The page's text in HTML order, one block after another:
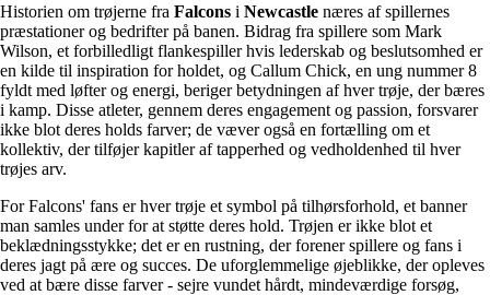
Historien om trøjerne fra Falcons i Newcastle næres af spillernes
præstationer og bedrifter på banen. Bidrag fra spillere som Mark
Wilson, et forbilledligt flankespiller hvis lederskab og beslutsomhed er
en kilde til inspiration for holdet, og Callum Chick, en ung nummer 8
fyldt med løfter og energi, beriger betydningen af hver trøje, der bæres
i kamp. Disse atleter, gennem deres engagement og passion, forsvarer
ikke blot deres holds farver; de væver også en fortælling om et
kollektiv, der tilføjer kapitler af tapperhed og vedholdenhed til hver
trøjes arv.
For Falcons' fans er hver trøje et symbol på tilhørsforhold, et banner
man samles under for at støtte deres hold. Trøjen er ikke blot et
beklædningsstykke; det er en rustning, der forener spillere og fans i
deres jagt på ære og succes. De uforglemmelige øjeblikke, der opleves
ved at bære disse farver - sejre vundet hårdt, mindeværdige forsøg,